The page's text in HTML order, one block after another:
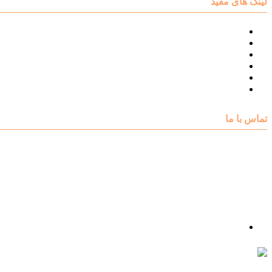
تماس با ما